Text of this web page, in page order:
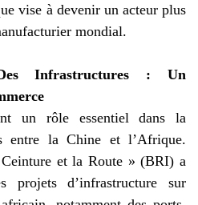
vise à devenir un acteur plus
mondial.
Infrastructures : Un
un rôle essentiel dans la
entre la Chine et l’Afrique.
et la Route » (BRI) a
d’infrastructure sur